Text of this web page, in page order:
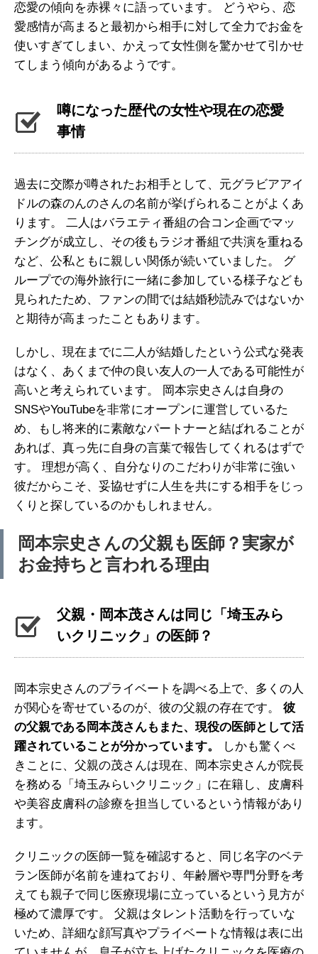
恋愛の傾向を赤裸々に語っています。 どうやら、恋
愛感情が高まると最初から相手に対して全力でお金を
使いすぎてしまい、かえって女性側を驚かせて引かせ
てしまう傾向があるようです。
噂になった歴代の女性や現在の恋愛
事情
過去に交際が噂されたお相手として、元グラビアアイ
ドルの森のんのさんの名前が挙げられることがよくあ
ります。 二人はバラエティ番組の合コン企画でマッ
チングが成立し、その後もラジオ番組で共演を重ねる
など、公私ともに親しい関係が続いていました。 グ
ループでの海外旅行に一緒に参加している様子なども
見られたため、ファンの間では結婚秒読みではないか
と期待が高まったこともあります。
しかし、現在までに二人が結婚したという公式な発表
はなく、あくまで仲の良い友人の一人である可能性が
高いと考えられています。 岡本宗史さんは自身の
SNSやYouTubeを非常にオープンに運営しているた
め、もし将来的に素敵なパートナーと結ばれることが
あれば、真っ先に自身の言葉で報告してくれるはずで
す。 理想が高く、自分なりのこだわりが非常に強い
彼だからこそ、妥協せずに人生を共にする相手をじっ
くりと探しているのかもしれません。
岡本宗史さんの父親も医師？実家が
お金持ちと言われる理由
父親・岡本茂さんは同じ「埼玉みら
いクリニック」の医師？
岡本宗史さんのプライベートを調べる上で、多くの人
が関心を寄せているのが、彼の父親の存在です。 彼
の父親である岡本茂さんもまた、現役の医師として活
躍されていることが分かっています。
しかも驚くべ
きことに、父親の茂さんは現在、岡本宗史さんが院長
を務める「埼玉みらいクリニック」に在籍し、皮膚科
や美容皮膚科の診療を担当しているという情報があり
ます。
クリニックの医師一覧を確認すると、同じ名字のベテ
ラン医師が名前を連ねており、年齢層や専門分野を考
えても親子で同じ医療現場に立っているという見方が
極めて濃厚です。 父親はタレント活動を行っていな
いため、詳細な顔写真やプライベートな情報は表に出